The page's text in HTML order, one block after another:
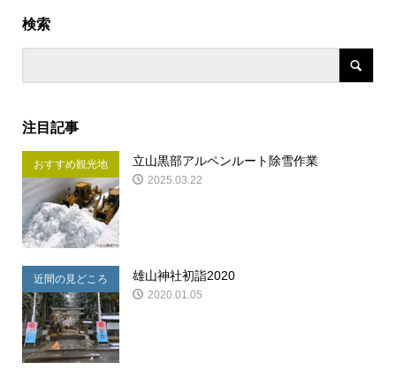
検索
注目記事
おすすめ観光地 立山黒部アルペンルート除雪作業
2025.03.22
近間の見どころ 雄山神社初詣2020
2020.01.05